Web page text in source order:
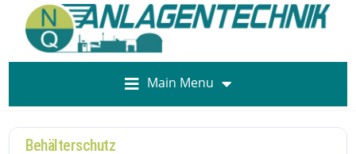
Main Menu
Behälterschutz